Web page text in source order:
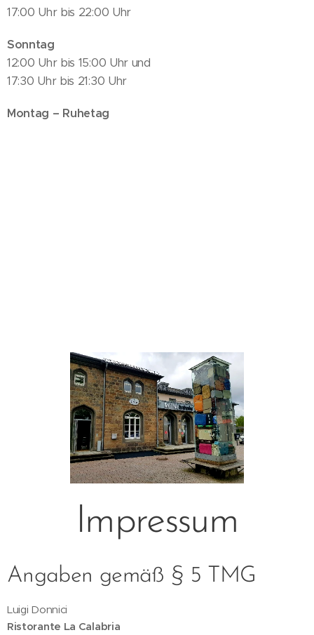
17:00 Uhr bis 22:00 Uhr
Sonntag
12:00 Uhr bis 15:00 Uhr und
17:30 Uhr bis 21:30 Uhr
Montag – Ruhetag
Impressum
Angaben gemäß § 5 TMG
Luigi Donnici
Ristorante La Calabria